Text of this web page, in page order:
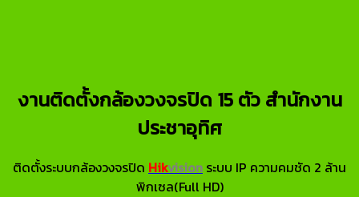
งานติดตั้งกล้องวงจรปิด 15 ตัว สำนักงาน
ประชาอุทิศ
ติดตั้งระบบกล้องวงจรปิด Hikvision ระบบ IP ความคมชัด 2 ล้าน
พิกเซล(Full HD)